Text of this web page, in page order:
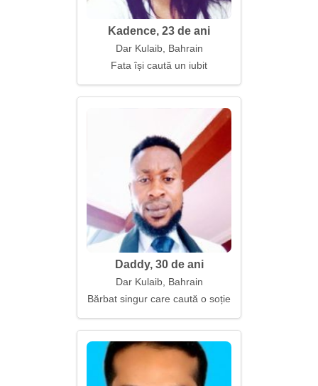
Kadence, 23 de ani
Dar Kulaib, Bahrain
Fata își caută un iubit
Daddy, 30 de ani
Dar Kulaib, Bahrain
Bărbat singur care caută o soție